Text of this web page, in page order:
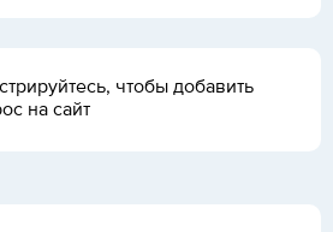
чтобы добавить
на сайт